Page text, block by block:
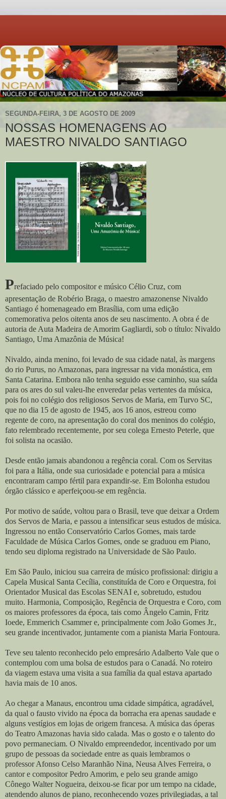
SEGUNDA-FEIRA, 3 DE AGOSTO DE 2009
NOSSAS HOMENAGENS AO
MAESTRO NIVALDO SANTIAGO
Prefaciado pelo compositor e músico Célio Cruz, com
apresentação de Robério Braga, o maestro amazonense Nivaldo
Santiago é homenageado em Brasília, com uma edição
comemorativa pelos oitenta anos de seu nascimento. A obra é de
autoria de Auta Madeira de Amorim Gagliardi, sob o título: Nivaldo
Santiago, Uma Amazônia de Música!
Nivaldo, ainda menino, foi levado de sua cidade natal, às margens
do rio Purus, no Amazonas, para ingressar na vida monástica, em
Santa Catarina. Embora não tenha seguido esse caminho, sua saída
para os ares do sul valeu-lhe enveredar pelas vertentes da música,
pois foi no colégio dos religiosos Servos de Maria, em Turvo SC,
que no dia 15 de agosto de 1945, aos 16 anos, estreou como
regente de coro, na apresentação do coral dos meninos do colégio,
fato relembrado recentemente, por seu colega Ernesto Peterle, que
foi solista na ocasião.
Desde então jamais abandonou a regência coral. Com os Servitas
foi para a Itália, onde sua curiosidade e potencial para a música
encontraram campo fértil para expandir-se. Em Bolonha estudou
órgão clássico e aperfeiçoou-se em regência.
Por motivo de saúde, voltou para o Brasil, teve que deixar a Ordem
dos Servos de Maria, e passou a intensificar seus estudos de música.
Ingressou no então Conservatório Carlos Gomes, mais tarde
Faculdade de Música Carlos Gomes, onde se graduou em Piano,
tendo seu diploma registrado na Universidade de São Paulo.
Em São Paulo, iniciou sua carreira de músico profissional: dirigiu a
Capela Musical Santa Cecília, constituída de Coro e Orquestra, foi
Orientador Musical das Escolas SENAI e, sobretudo, estudou
muito. Harmonia, Composição, Regência de Orquestra e Coro, com
os maiores professores da época, tais como Ângelo Camin, Fritz
Ioede, Emmerich Csammer e, principalmente com João Gomes Jr.,
seu grande incentivador, juntamente com a pianista Maria Fontoura.
Teve seu talento reconhecido pelo empresário Adalberto Vale que o
contemplou com uma bolsa de estudos para o Canadá. No roteiro
da viagem estava uma visita a sua família da qual estava apartado
havia mais de 10 anos.
Ao chegar a Manaus, encontrou uma cidade simpática, agradável,
da qual o fausto vivido na época da borracha era apenas saudade e
alguns vestígios em lojas de origem francesa. A música das óperas
do Teatro Amazonas havia sido calada. Mas o gosto e o talento do
povo permaneciam. O Nivaldo empreendedor, incentivado por um
grupo de pessoas da sociedade entre as quais lembramos o
professor Afonso Celso Maranhão Nina, Neusa Alves Ferreira, o
cantor e compositor Pedro Amorim, e pelo seu grande amigo
Cônego Walter Nogueira, deixou-se ficar por um tempo na cidade,
atendendo alunos de piano, reconhecendo vozes privilegiadas, a tal